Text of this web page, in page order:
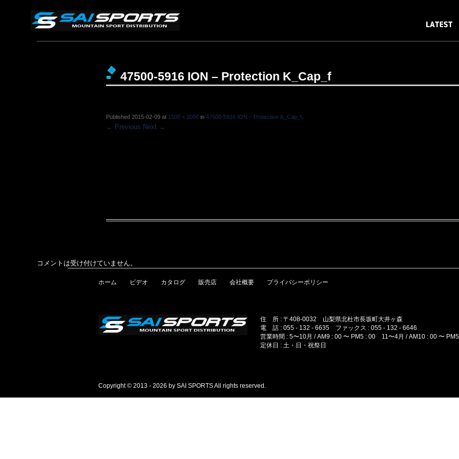
47500-5916 ION – Protection K_Cap_f
Published 2015-02-09 at 1500 × 2000 in 47500-5916 ION – Protection K_Cap_f
← Previous Next →
コメントは受け付けていません。
ホーム ビデオ カタログ 販売店 会社概要 プライバシーポリシー
住 所 : 〒408-0032 山梨県北杜市長坂町大井ヶ森
電 話 : 055 - 132 - 6635 ファックス : 055 - 132 - 6646
営業時間 : 5〜10月 / AM9 : 00 〜 PM5 : 00 11〜4月 / AM10 : 00 〜
定休日 : 土・日・祝祭日
Copyright © 2013 - 2026 by SAI SPORTS All rights reserved.